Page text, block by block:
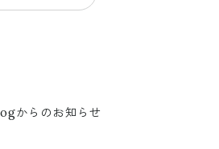
からのお知らせ